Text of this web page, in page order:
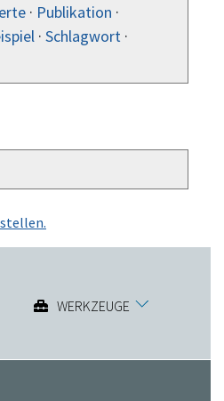
· Publikation ·
· Schlagwort ·
WERKZEUGE